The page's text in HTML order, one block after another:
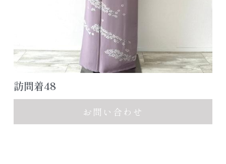
レンタルスペース浦安
訪問着48
お問い合わせ